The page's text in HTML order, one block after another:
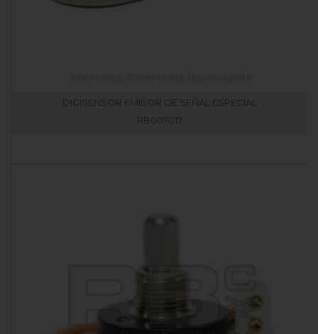
DIGISENSOR EMISOR DE SEÑAL ESPECIAL
RB007017